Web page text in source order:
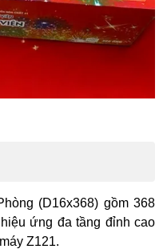
(D16x368) gồm 368
ứng đa tầng đỉnh cao
Z121.